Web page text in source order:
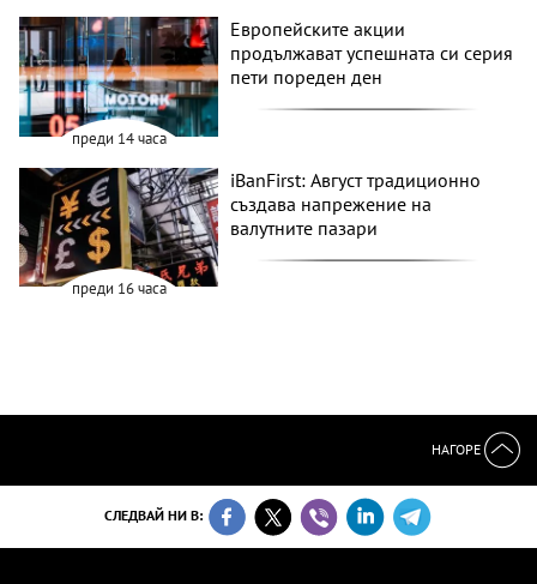
преди 14 часа
Европейските акции
продължават успешната си серия
пети пореден ден
преди 16 часа
iBanFirst: Август традиционно
създава напрежение на
валутните пазари
НАГОРЕ
СЛЕДВАЙ НИ В: